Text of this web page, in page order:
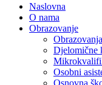
Naslovna
O nama
Obrazovanje
Djelomične
Osobni
Osnovna